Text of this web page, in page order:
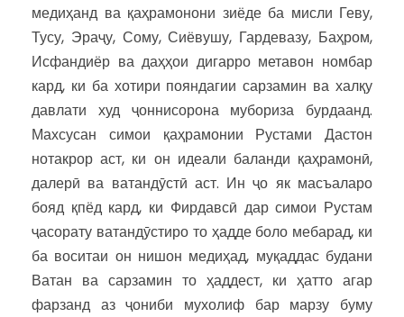
медиҳанд ва қаҳрамонони зиёде ба мисли Геву,
Тусу, Эраҷу, Сому, Сиёвушу, Гардевазу, Баҳром,
Исфандиёр ва даҳҳои дигарро метавон номбар
кард, ки ба хотири пояндагии сарзамин ва халқу
давлати худ ҷоннисорона мубориза бурдаанд.
Махсусан симои қаҳрамонии Рустами Дастон
нотакрор аст, ки он идеали баланди қаҳрамонӣ,
далерӣ ва ватандӯстӣ аст. Ин ҷо як масъаларо
бояд қпёд кард, ки Фирдавсӣ дар симои Рустам
ҷасорату ватандӯстиро то ҳадде боло мебарад, ки
ба воситаи он нишон медиҳад, муқаддас будани
Ватан ва сарзамин то ҳаддест, ки ҳатто агар
фарзанд аз ҷониби мухолиф бар марзу буму